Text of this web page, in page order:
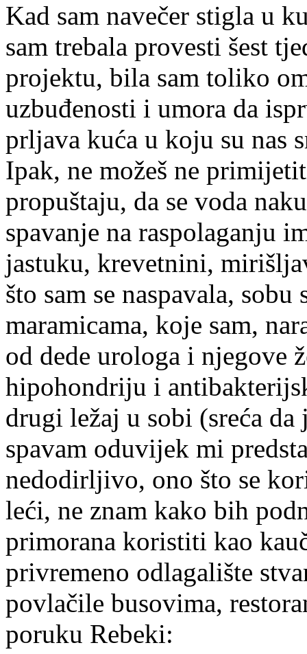
Kad sam navečer stigla u
sam trebala provesti šest
projektu, bila sam toliko
uzbuđenosti i umora da
prljava kuća u koju su nas
Ipak, ne možeš ne
propuštaju, da se voda
spavanje na raspolaganju
jastuku, krevetnini,
što sam se naspavala,
maramicama, koje sam,
od dede urologa i njegove
hipohondriju i
drugi ležaj u sobi (sreća
spavam oduvijek mi
nedodirljivo, ono što se
leći, ne znam kako bih
primorana koristiti kao
privremeno odlagalište
povlačile busovima,
poruku Rebeki: